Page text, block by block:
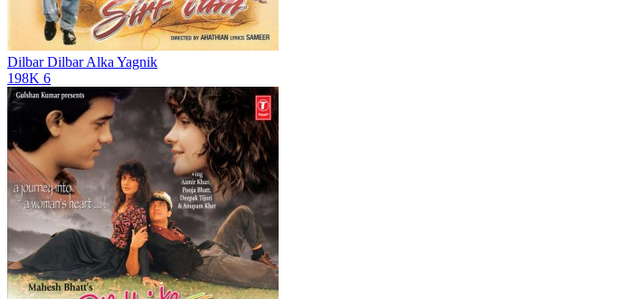
Dilbar Dilbar Alka Yagnik
198K 6